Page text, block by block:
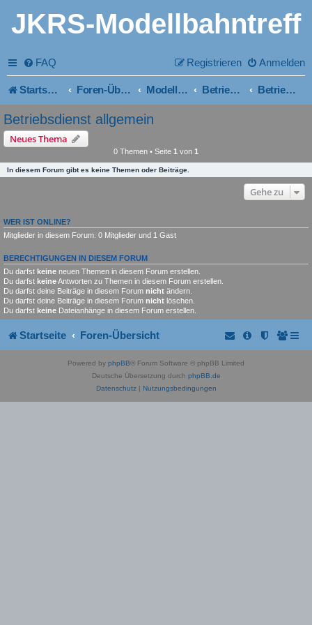
JKRS-Modellbahntreff
FAQ Anmelden
Registrieren
Startseite Foren-Übersicht Modellbahn ~ Bau und Planung Betriebsdienst Betriebsdienst allgemein
Betriebsdienst allgemein
Neues Thema
0 Themen • Seite 1 von 1
In diesem Forum gibt es keine Themen oder Beiträge.
Gehe zu
WER IST ONLINE?
Mitglieder in diesem Forum: 0 Mitglieder und 1 Gast
BERECHTIGUNGEN IN DIESEM FORUM
Du darfst keine neuen Themen in diesem Forum erstellen.
Du darfst keineAntworten zu Themen in diesem Forum erstellen.
Du darfst deine Beiträge in diesem Forum nicht ändern.
Du darfst deine Beiträge in diesem Forum nicht löschen.
Du darfst keine Dateianhänge in diesem Forum erstellen.
Startseite Foren-Übersicht
Powered by phpBB® Forum Software © phpBB Limited
Deutsche Übersetzung durch phpBB.de
Datenschutz| Nutzungsbedingungen